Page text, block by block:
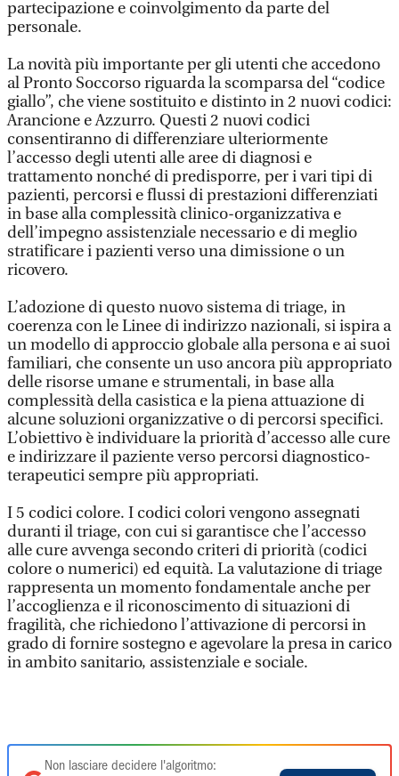
partecipazione e coinvolgimento da parte del
personale.
La novità più importante per gli utenti che accedono
al Pronto Soccorso riguarda la scomparsa del “codice
giallo”, che viene sostituito e distinto in 2 nuovi codici:
Arancione e Azzurro. Questi 2 nuovi codici
consentiranno di differenziare ulteriormente
l’accesso degli utenti alle aree di diagnosi e
trattamento nonché di predisporre, per i vari tipi di
pazienti, percorsi e flussi di prestazioni differenziati
in base alla complessità clinico-organizzativa e
dell’impegno assistenziale necessario e di meglio
stratificare i pazienti verso una dimissione o un
ricovero.
L’adozione di questo nuovo sistema di triage, in
coerenza con le Linee di indirizzo nazionali, si ispira a
un modello di approccio globale alla persona e ai suoi
familiari, che consente un uso ancora più appropriato
delle risorse umane e strumentali, in base alla
complessità della casistica e la piena attuazione di
alcune soluzioni organizzative o di percorsi specifici.
L’obiettivo è individuare la priorità d’accesso alle cure
e indirizzare il paziente verso percorsi diagnostico-
terapeutici sempre più appropriati.
I 5 codici colore. I codici colori vengono assegnati
duranti il triage, con cui si garantisce che l’accesso
alle cure avvenga secondo criteri di priorità (codici
colore o numerici) ed equità. La valutazione di triage
rappresenta un momento fondamentale anche per
l’accoglienza e il riconoscimento di situazioni di
fragilità, che richiedono l’attivazione di percorsi in
grado di fornire sostegno e agevolare la presa in carico
in ambito sanitario, assistenziale e sociale.
Non lasciare decidere l'algoritmo: